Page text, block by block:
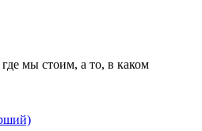
мы стоим, а то, в каком